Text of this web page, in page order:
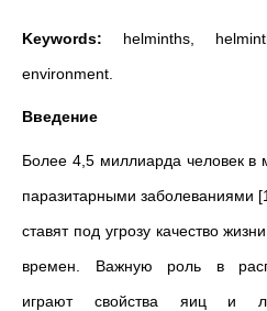
Keywords: helminths,
environment.
Введение
Более 4,5 миллиарда человек
паразитарными заболеваниями
ставят под угрозу качество
времен. Важную роль в
играют свойства яиц и